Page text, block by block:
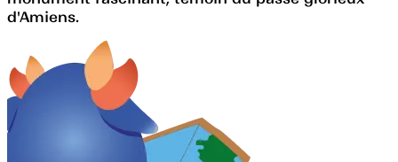
d'Amiens.